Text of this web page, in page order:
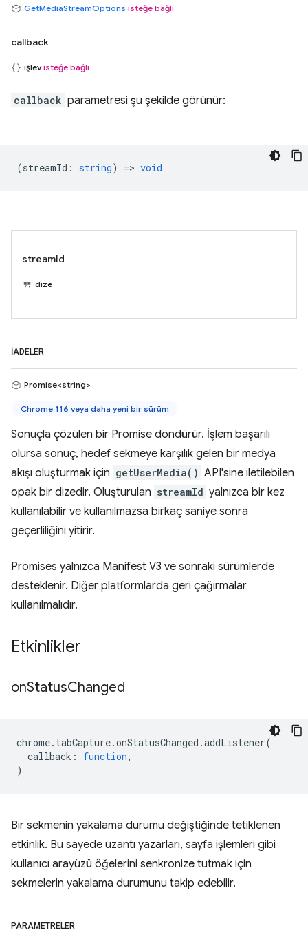
GetMediaStreamOptions isteğe bağlı
callback
işlevisteğe bağlı
callback parametresi şu şekilde görünür:
(streamId : string) => void
streamId
dize
İADELER
Promise<string>
Chrome 116 veya daha yeni bir sürüm
Sonuçla çözülen bir Promise döndürür. İşlem başarılı
olursa sonuç, hedef sekmeye karşılık gelen bir medya
akışı oluşturmak için getUserMedia() API'sine iletilebilen
opak bir dizedir. Oluşturulan streamId yalnızca bir kez
kullanılabilir ve kullanılmazsa birkaç saniye sonra
geçerliliğini yitirir.
Promises yalnızca Manifest V3 ve sonraki sürümlerde
desteklenir. Diğer platformlarda geri çağırmalar
kullanılmalıdır.
Etkinlikler
onStatusChanged
chrome. tabCapture.onStatusChanged .addListener(
callback : function,
)
Bir sekmenin yakalama durumu değiştiğinde tetiklenen
etkinlik. Bu sayede uzantı yazarları, sayfa işlemleri gibi
kullanıcı arayüzü öğelerini senkronize tutmak için
sekmelerin yakalama durumunu takip edebilir.
PARAMETRELER